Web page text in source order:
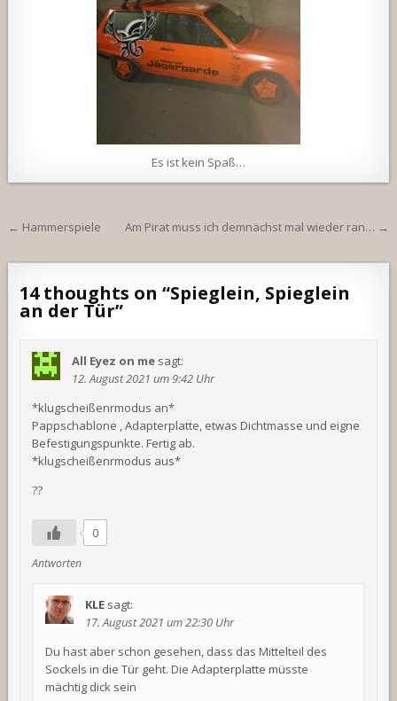
Es ist kein Spaß…
Beitragsnavigation
← Hammerspiele Am Pirat muss ich demnächst mal wieder ran… →
14 thoughts on “Spieglein, Spieglein
an der Tür”
All Eyez on me sagt:
12. August 2021 um 9:42 Uhr
*klugscheißenrmodus an*
Pappschablone , Adapterplatte, etwas Dichtmasse und eigne
Befestigungspunkte. Fertig ab.
*klugscheißenrmodus aus*
??
0
Antworten
KLE sagt:
17. August 2021 um 22:30 Uhr
Du hast aber schon gesehen, dass das Mittelteil des
Sockels in die Tür geht. Die Adapterplatte müsste
mächtig dick sein